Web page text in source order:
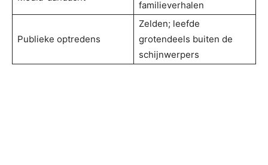
familieverhalen
Publieke optredens
Zelden; leefde
grotendeels buiten de
schijnwerpers